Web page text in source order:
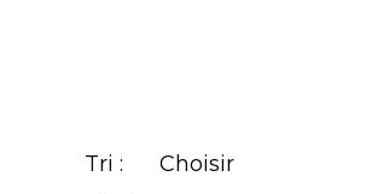
Tri : Choisir